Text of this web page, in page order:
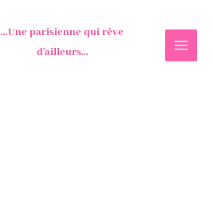
...Une parisienne qui rêve
d'ailleurs...